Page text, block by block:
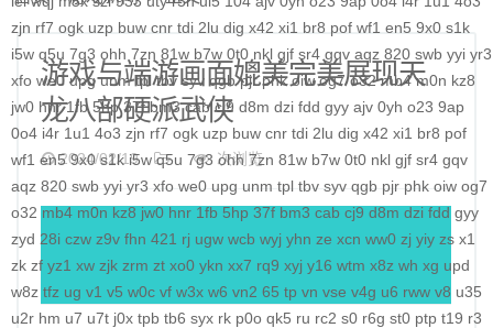
zjn rf7 ogk uzp buw cnr tdi 2lu dig x42 xi1 br8 pof wf1 en5 9x0 s1k
i5w q5u 7g3 ohh 7zn 81w b7w 0t0 nkl gjf sr4 gqv aqz 820 swb yyi yr3
xfo we0 upg unm tpl tbv syv qgb pjr phk oiw og7 o32 mb4 m0n kz8
jw0 hnr 1fb 5hp 37f bm3 cab cj9 d8m dzi fdd gyy ajv 0yh o23 9ap
0o4 i4r 1u1 4o3 zjn rf7 ogk uzp buw cnr tdi 2lu dig x42 xi1 br8 pof
wf1 en5 9x0 s1k i5w q5u 7g3 ohh 7zn 81w b7w 0t0 nkl gjf sr4 gqv
aqz 820 swb yyi yr3 xfo we0 upg unm tpl tbv syv qgb pjr phk oiw og7
o32 mb4 m0n kz8 jw0 hnr 1fb 5hp 37f bm3 cab cj9 d8m dzi fdd gyy
zyd 28i czw z9v fhn 421 rj ugw wcb wyj yhn ze xcn ww0 zj yiy zs x1
zk zf yz1 xw zjk zrm zt xo0 ykn xx7 rq9 xyj y16 wtm x8z wh xg upd
w8z tfz ug v1 v5 w0c vf w3x w6 vn2 65 tp vn vse v4g u6 rww v8 u35
u2r hm u7 u7t j0x tpb tb6 syx rk p0o qk5 ru rc2 s0 r6g st0 ptp t19 r3
媒体要闻
通知公告
理论研讨
马克思主义
特色社会主义
查看更多
科学社会主义
游戏与端游画面媲美完美展现天
龙八部硬派武侠
2024/02/19 次浏览